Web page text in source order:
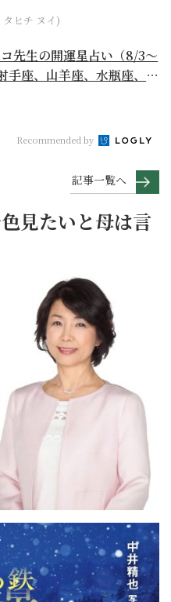
タヒチ ヌイ)
先生の開運星占い（8/3～
手座、山羊座、水瓶座、魚
Recommended by
記事一覧へ
見たいと母は言